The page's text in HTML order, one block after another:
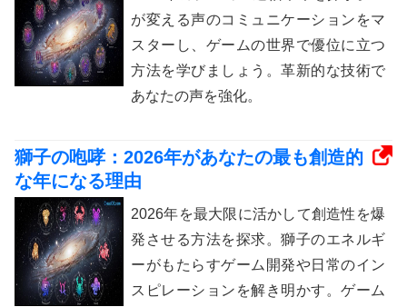
が変える声のコミュニケーションをマ
スターし、ゲームの世界で優位に立つ
方法を学びましょう。革新的な技術で
あなたの声を強化。
獅子の咆哮：2026年があなたの最も創造的
な年になる理由
2026年を最大限に活かして創造性を爆
発させる方法を探求。獅子のエネルギ
ーがもたらすゲーム開発や日常のイン
スピレーションを解き明かす。ゲーム